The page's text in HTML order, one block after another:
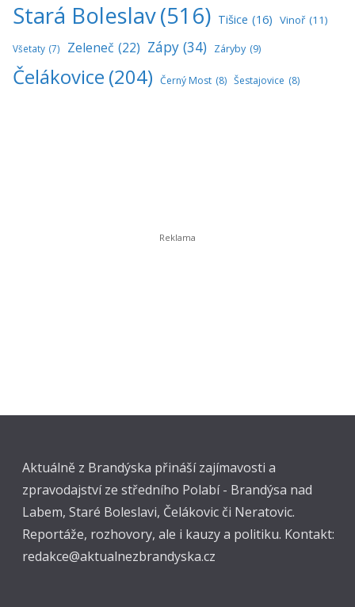
Stará Boleslav(516) Tišice (16) Vinoř (11)
Všetaty (7) Zeleneč (22) Zápy (34) Záryby (9)
Čelákovice (204) Černý Most (8) Šestajovice (8)
Aktuálně z Brandýska přináší zajímavosti a
zpravodajství ze středního Polabí - Brandýsa nad
Labem, Staré Boleslavi, Čelákovic či Neratovic.
Reportáže, rozhovory, ale i kauzy a politiku. Kontakt:
redakce@aktualnezbrandyska.cz